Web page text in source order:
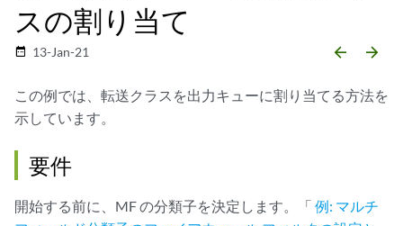
スの割り当て
date_range 13-Jan-21 arrow_backward arrow_forward
この例では、転送クラスを出力キューに割り当てる方法を
示しています。
要件
開始する前に、MF の分類子を決定します。「 例: マルチ